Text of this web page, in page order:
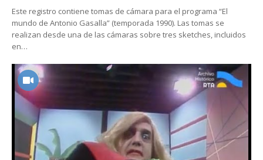
Este registro contiene tomas de cámara para el programa “El
mundo de Antonio Gasalla” (temporada 1990). Las tomas se
realizan desde una de las cámaras sobre tres sketches, incluidos
en…